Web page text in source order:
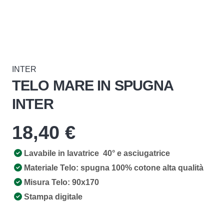
INTER
TELO MARE IN SPUGNA
INTER
18,40 €
Lavabile in lavatrice 40° e asciugatrice
Materiale Telo: spugna 100% cotone alta qualità
Misura Telo: 90x170
Stampa digitale